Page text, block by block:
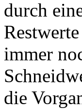
durch
immer
die